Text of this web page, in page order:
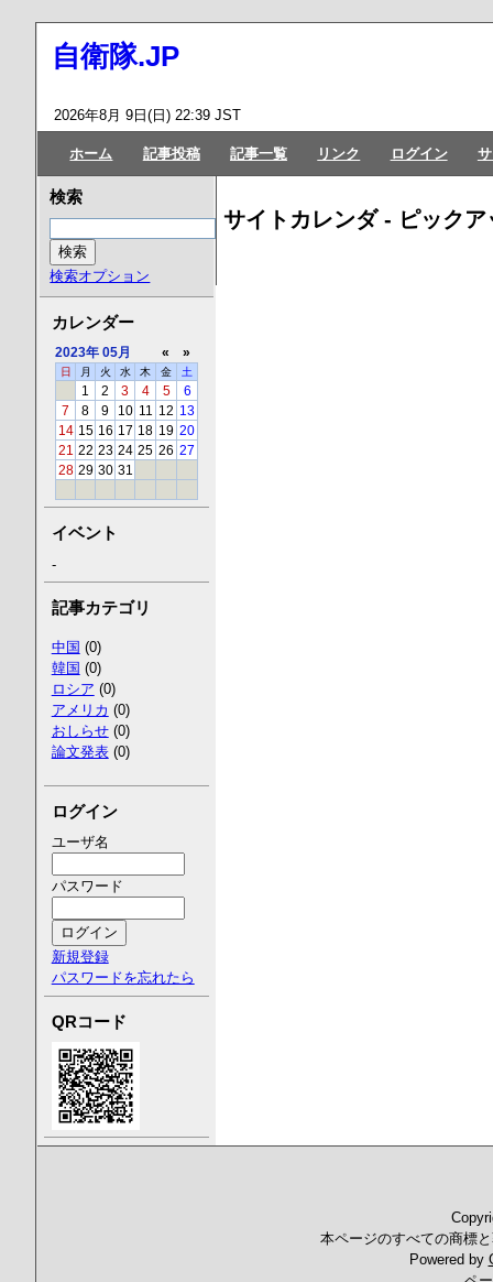
自衛隊.JP
2026年8月 9日(日) 22:39 JST
ホーム 記事投稿 記事一覧 リンク ログイン
サイトカレンダ - ピックア
検索
検索オプション
カレンダー
2023年 05月 « »
日 月 火 水 木 金 土
1 2 3 4 5
6
7
8 9 10 11 12 13
14 15 16 17 18 19 20
21 22 23 24 25 26 27
28 29 30 31
イベント
-
記事カテゴリ
中国 (0)
韓国 (0)
ロシア (0)
アメリカ (0)
おしらせ(0)
論文発表(0)
ログイン
ユーザ名
パスワード
新規登録
パスワードを忘れたら
QRコード
本ページのすべての商標
Powered by